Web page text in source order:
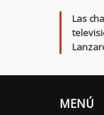
Las
MENÚ